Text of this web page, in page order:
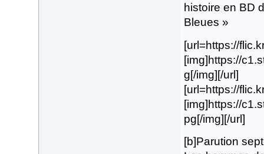
histoire en BD
Bleues »
[url=https://
[img]https://
g[/img][/url]
[url=https://
[img]https://
pg[/img][/url]
[b]Parution